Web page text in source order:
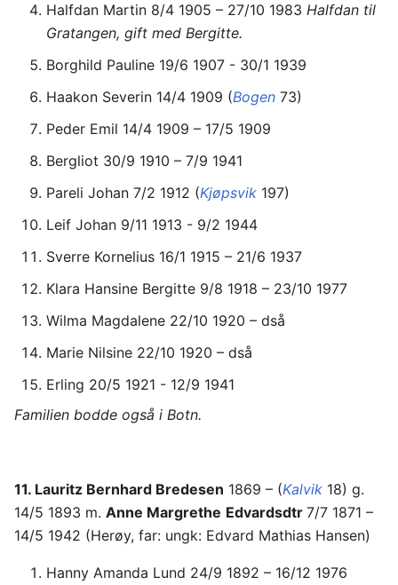
Halfdan Martin 8/4 1905 – 27/10 1983 Halfdan til
Gratangen, gift med Bergitte.
Borghild Pauline 19/6 1907 - 30/1 1939
Haakon Severin 14/4 1909 (Bogen 73)
Peder Emil 14/4 1909 – 17/5 1909
Bergliot 30/9 1910 – 7/9 1941
Pareli Johan 7/2 1912 (Kjøpsvik 197)
Leif Johan 9/11 1913 - 9/2 1944
Sverre Kornelius 16/1 1915 – 21/6 1937
Klara Hansine Bergitte 9/8 1918 – 23/10 1977
Wilma Magdalene 22/10 1920 – dså
Marie Nilsine 22/10 1920 – dså
Erling 20/5 1921 - 12/9 1941
Familien bodde også i Botn.
11. Lauritz Bernhard Bredesen 1869 – (Kalvik 18) g.
14/5 1893 m. Anne Margrethe Edvardsdtr 7/7 1871 –
14/5 1942 (Herøy, far: ungk: Edvard Mathias Hansen)
Hanny Amanda Lund 24/9 1892 – 16/12 1976